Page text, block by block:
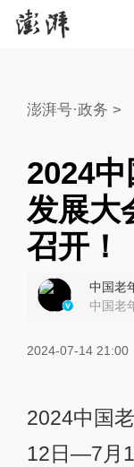
澎湃号·政务 >
2024
发展大
召开！
中国老
中国老
2024-07-14 21:00
2024中国
12日—7月